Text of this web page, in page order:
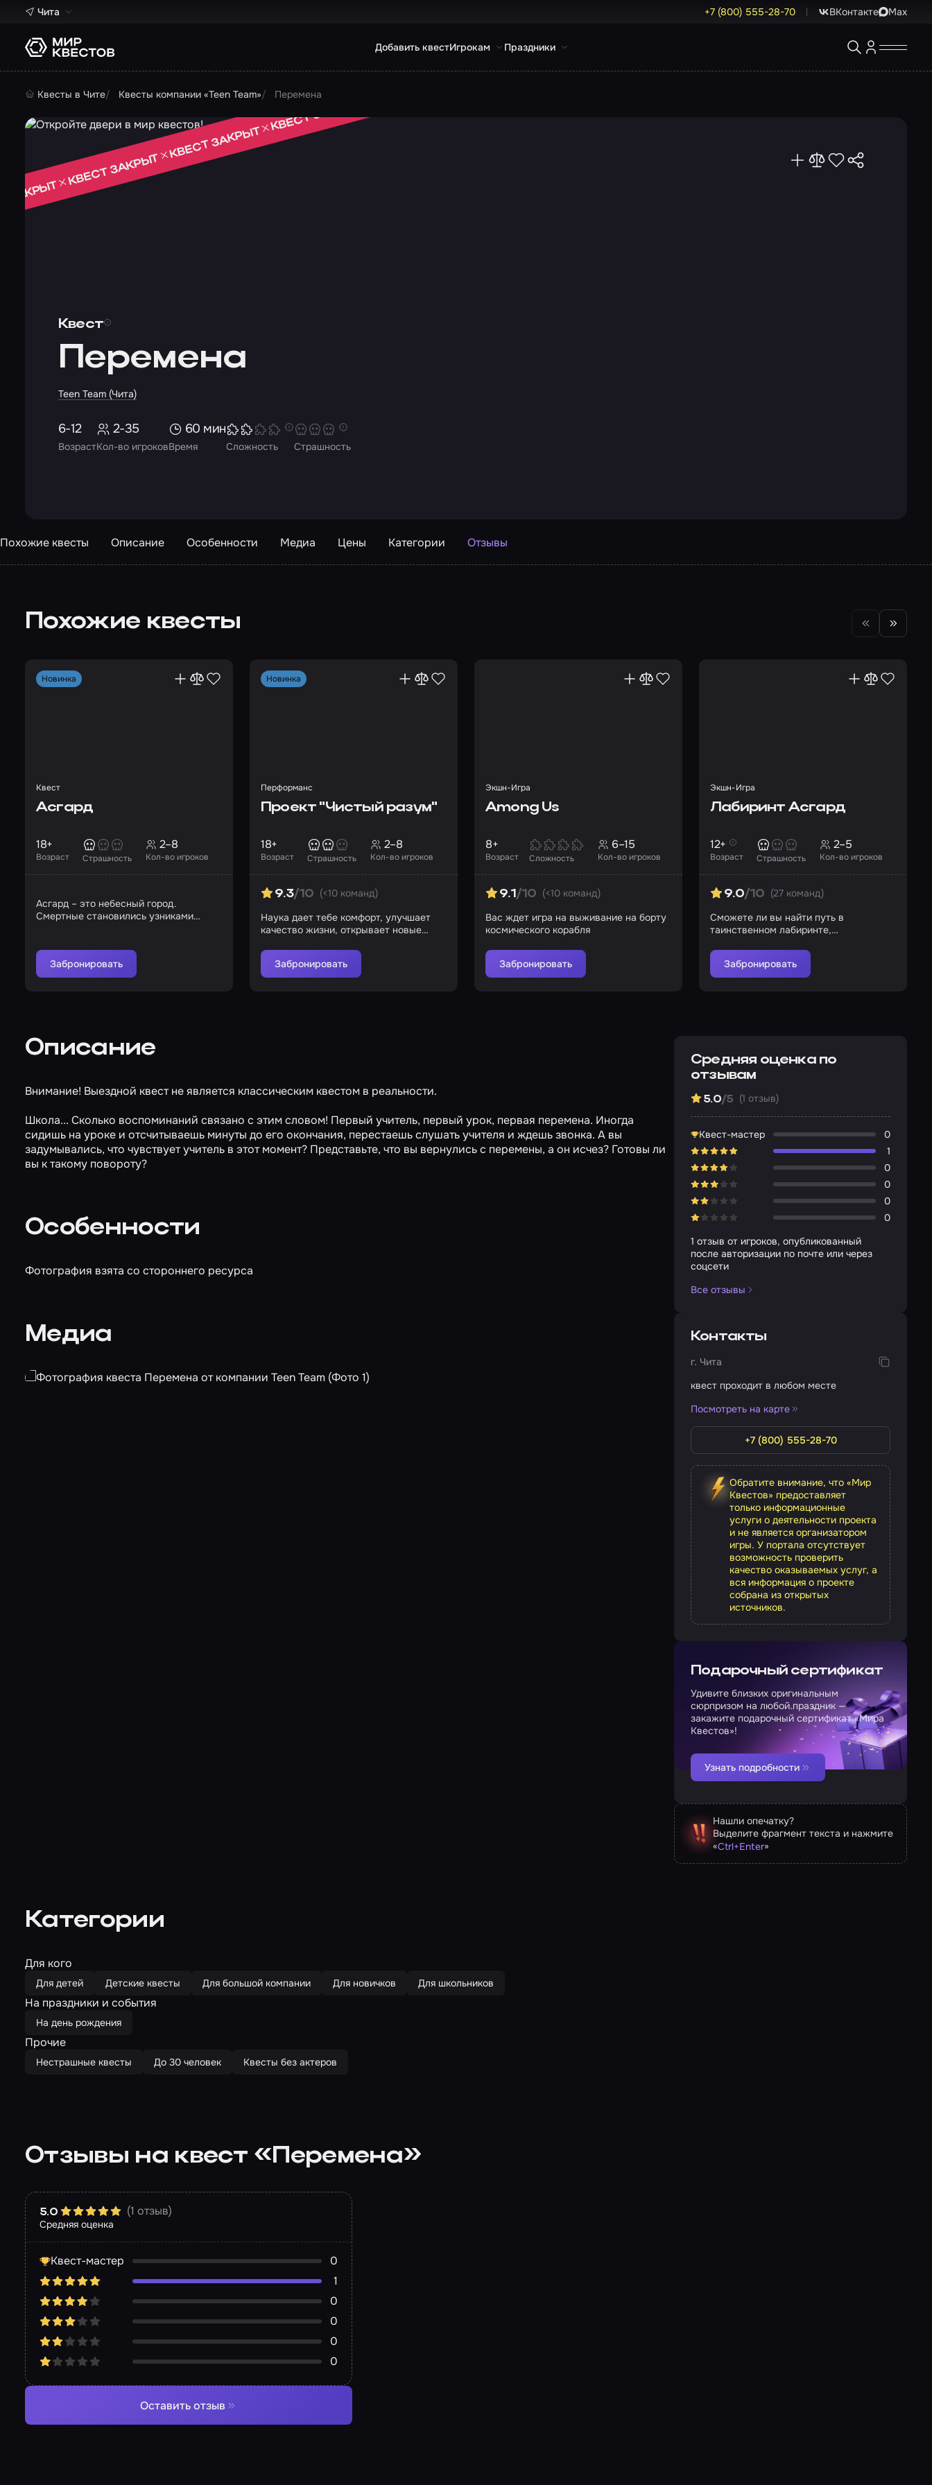
Чита +7 (800) 555-28-70 ВКонтакте Max
Добавить квестИгрокам Праздники
Квесты в Чите Квесты компании «Teen Team» Перемена
Квест
Перемена
Teen Team (Чита)
ЗАКРЫТ
КВЕСТ ЗАКРЫТ
КВЕСТ ЗАКРЫТ
КВЕСТ ЗАКРЫТ
Возраст
6-12
Кол-во игроков
2-35
Время
60 мин
Сложность Страшность
Похожие квесты Описание Особенности Медиа Цены Категории Отзывы
Похожие квесты
Новинка
Квест
Асгард
Возраст
18+
Страшность Кол-во игроков
2–8
Асгард – это небесный город.
Смертные становились узниками
Забронировать
Новинка
Перформанс
Проект "Чистый разум"
Возраст
18+
Страшность Кол-во игроков
2–8
9.3/10 (<10 команд)
Наука дает тебе комфорт, улучшает
качество жизни, открывает новые
Забронировать
Экшн-Игра
Among Us
Возраст
8+
Сложность Кол-во игроков
6–15
9.1/10 (<10 команд)
Вас ждет игра на выживание на борту
космического корабля
Забронировать
Экшн-Игра
Лабиринт Асгард
Возраст
12+
Страшность Кол-во игроков
2–5
9.0/10 (27 команд)
Сможете ли вы найти путь в
таинственном лабиринте,
загадками?
Забронировать
Описание
Внимание! Выездной квест не является классическим квестом в реальности.
Школа... Сколько воспоминаний связано с этим словом! Первый учитель, первый урок, первая перемена. Иногда
сидишь на уроке и отсчитываешь минуты до его окончания, перестаешь слушать учителя и ждешь звонка. А вы
задумывались, что чувствует учитель в этот момент? Представьте, что вы вернулись с перемены, а он исчез? Готовы ли
вы к такому повороту?
Особенности
Фотография взята со стороннего ресурса
Медиа
Средняя оценка по
отзывам
5.0/5 (1 отзыв)
Квест-мастер
0
1
0
0
0
0
1 отзыв от игроков, опубликованный
после авторизации по почте или через
соцсети
Все отзывы
Контакты
г. Чита
квест проходит в любом месте
Посмотреть на карте
+7 (800) 555-28-70
Обратите внимание, что «Мир
Квестов» предоставляет
только информационные
услуги о деятельности проекта
и не является организатором
игры. У портала отсутствует
возможность проверить
качество оказываемых услуг, а
вся информация о проекте
собрана из открытых
источников.
Подарочный сертификат
Удивите близких оригинальным
сюрпризом на любой праздник —
закажите подарочный сертификат «Мира
Квестов»!
Узнать подробности
Нашли опечатку?
Выделите фрагмент текста и нажмите
«Ctrl+Enter»
Категории
Для кого
Для детей Детские квесты Для большой компании Для новичков Для школьников
На праздники и события
На день рождения
Прочие
Нестрашные квесты До 30 человек Квесты без актеров
Отзывы на квест «Перемена»
Средняя оценка
5.0 (1 отзыв)
Квест-мастер
0
1
0
0
0
0
Оставить отзыв